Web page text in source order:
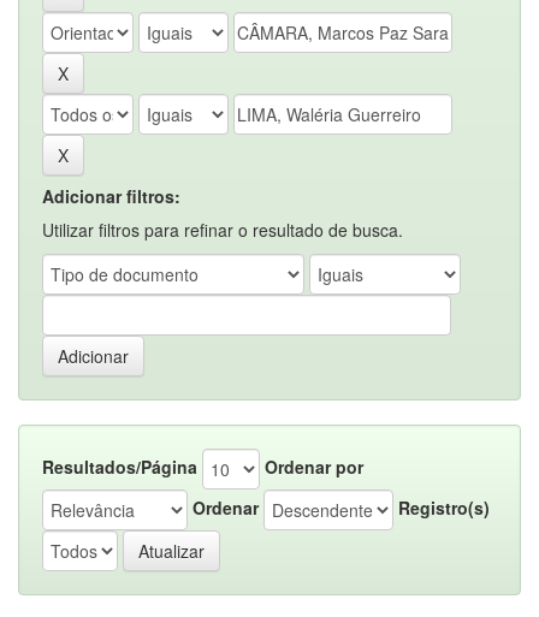
Adicionar filtros:
Utilizar filtros para refinar o resultado de busca.
Resultados/Página
Ordenar por
Ordenar
Registro(s)